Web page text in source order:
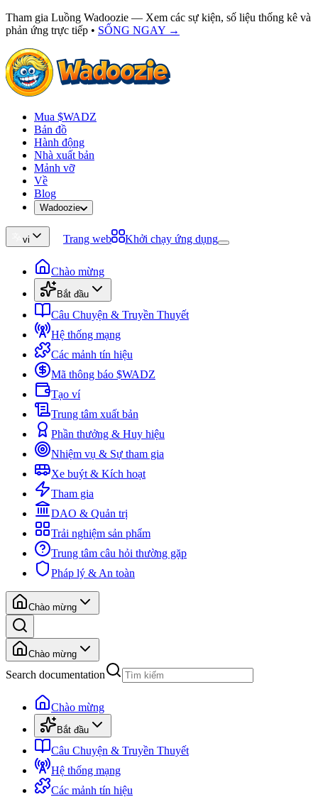
Tham gia Luồng Wadoozie — Xem các sự kiện, số liệu thống kê và
phản ứng trực tiếp • SỐNG NGAY →
Mua $WADZ
Bản đồ
Hành động
Nhà xuất bản
Mảnh vỡ
Về
Blog
Wadoozie
vi Trang web Khởi chạy ứng dụng
Chào mừng
Bắt đầu
Câu Chuyện & Truyền Thuyết
Hệ thống mạng
Các mảnh tín hiệu
Mã thông báo $WADZ
Tạo ví
Trung tâm xuất bản
Phần thưởng & Huy hiệu
Nhiệm vụ & Sự tham gia
Xe buýt & Kích hoạt
Tham gia
DAO & Quản trị
Trải nghiệm sản phẩm
Trung tâm câu hỏi thường gặp
Pháp lý & An toàn
Chào mừng
Chào mừng
Search documentation
Chào mừng
Bắt đầu
Câu Chuyện & Truyền Thuyết
Hệ thống mạng
Các mảnh tín hiệu